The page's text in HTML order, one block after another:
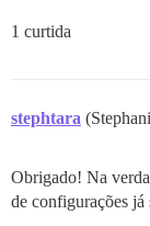
1 curtida
stephtara
Obrigado! Na
de configurações já